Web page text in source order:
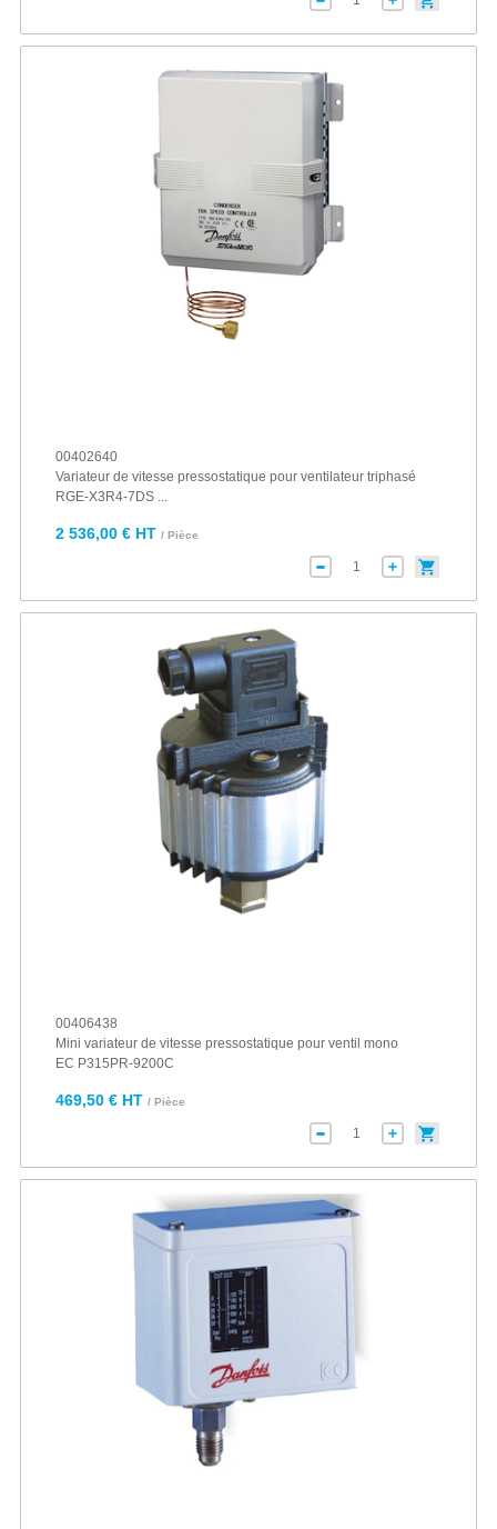
00402640
Variateur de vitesse pressostatique pour ventilateur triphasé
RGE-X3R4-7DS ...
2 536,00 € HT / Pièce
00406438
Mini variateur de vitesse pressostatique pour ventil mono
EC P315PR-9200C
469,50 € HT / Pièce